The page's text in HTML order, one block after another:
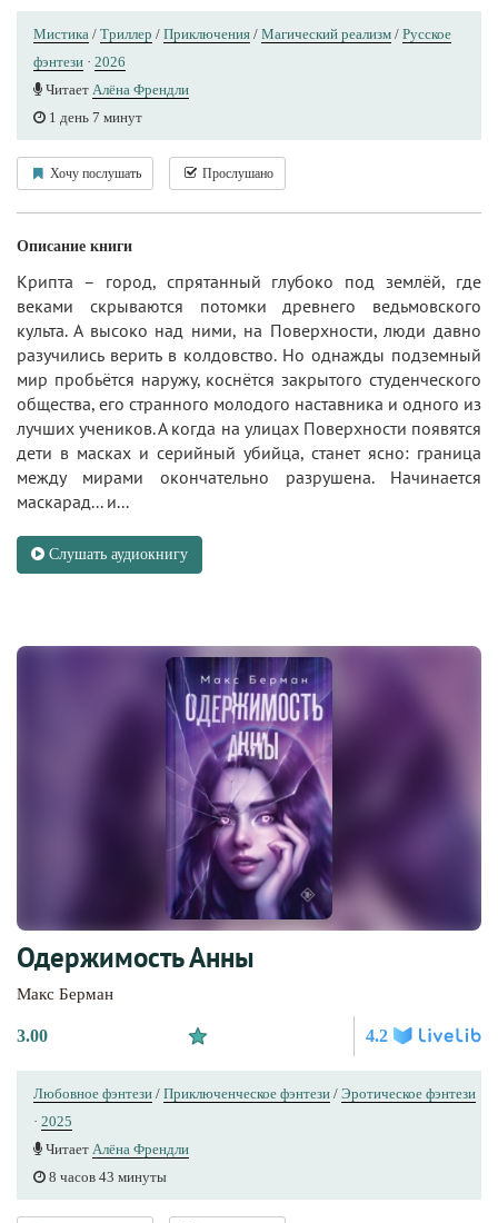
Мистика / Триллер / Приключения / Магический реализм / Русское
фэнтези · 2026
Читает Алёна Френдли
1 день 7 минут
Хочу послушать Прослушано
Описание книги
Крипта – город, спрятанный глубоко под землёй, где
веками скрываются потомки древнего ведьмовского
культа. А высоко над ними, на Поверхности, люди давно
разучились верить в колдовство. Но однажды подземный
мир пробьётся наружу, коснётся закрытого студенческого
общества, его странного молодого наставника и одного из
лучших учеников. А когда на улицах Поверхности появятся
дети в масках и серийный убийца, станет ясно: граница
между мирами окончательно разрушена. Начинается
маскарад... и...
Слушать аудиокнигу
Одержимость Анны
Макс Берман
3.00 4.2
Любовное фэнтези / Приключенческое фэнтези / Эротическое фэнтези
· 2025
Читает Алёна Френдли
8 часов 43 минуты